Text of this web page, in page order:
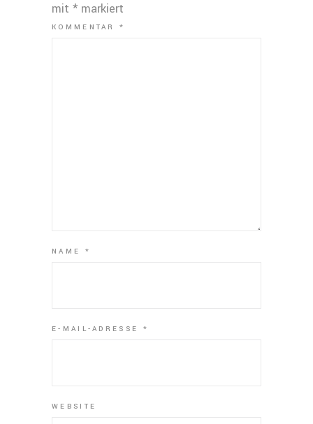
mit * markiert
KOMMENTAR*
NAME *
E-MAIL-ADRESSE *
WEBSITE